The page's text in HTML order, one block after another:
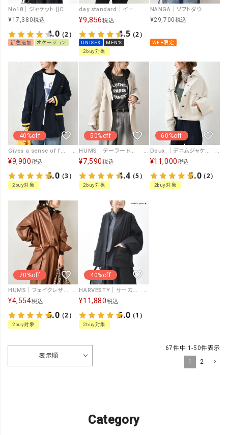
¥17,380税込
4.0（2）
新色追加 オケージョン
¥9,856税込
4.5（2）
UNISEX
MEN'S
2buy対象
¥29,700税込
WEB限定
40%off
Gives a sense of fullment｜配色テープジャケット [[851330]][C]
¥9,900税込
5.0（3）
2buy対象
50%off
HUMS｜テーラードジャケット [[31901H331]][C]
¥7,590税込
4.4（5）
2buy対象
60%off
Doux.｜デニムジャケット [[D-2430003]][C]
¥11,000税込
5.0（2）
2buy対象
70%off
HUMS｜フェイクレザーシャツジャケット [[D-2431M]][C]
¥4,554税込
5.0（2）
2buy対象
40%off
HARVESTY｜サーカススリーブアトリエジャケット [[A32411]][C]
¥11,880税込
5.0（1）
2buy対象
表示順
67件中 1-50件表示
1
2
Category